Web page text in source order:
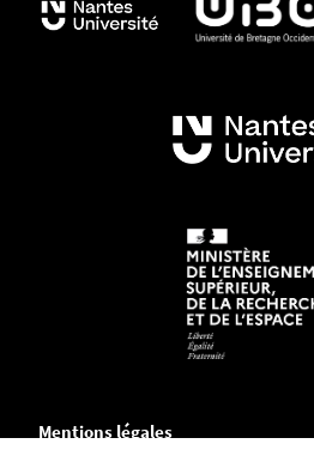
Mentions légales